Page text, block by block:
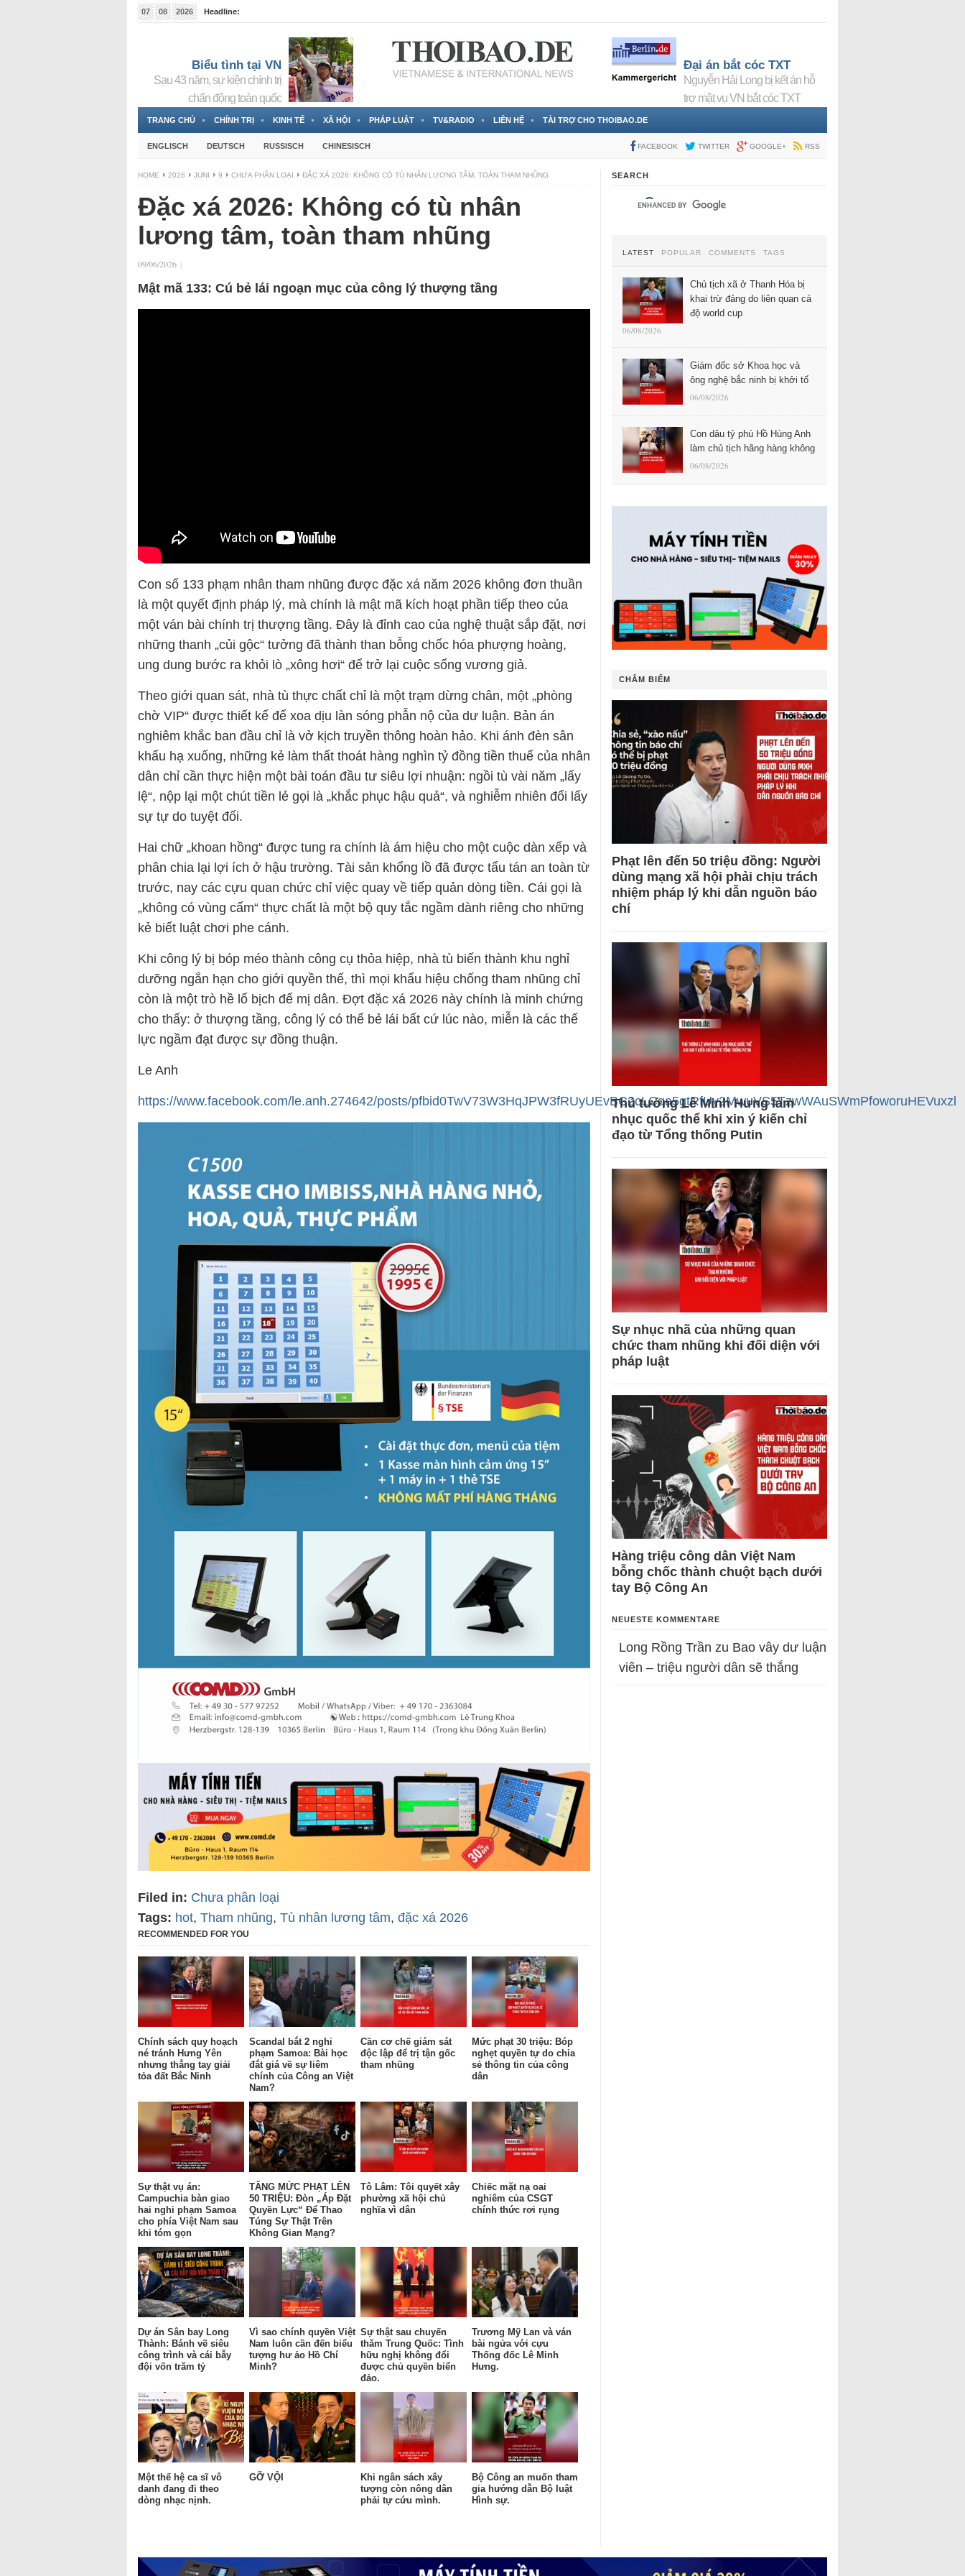
07 08 2026
Headline:
Biểu tình tại VN
Sau 43 năm, sự kiện chính trị
chấn động toàn quốc
Đại án bắt cóc TXT
Nguyễn Hải Long bị kết án hỗ
trợ mật vụ VN bắt cóc TXT
TRANG CHỦ CHÍNH TRỊ KINH TẾ XÃ HỘI PHÁP LUẬT TV&RADIO LIÊN HỆ TÀI TRỢ CHO THOIBAO.DE
ENGLISCH DEUTSCH RUSSISCH CHINESISCH FACEBOOK TWITTER GOOGLE+ RSS
HOME 2026 JUNI 9 CHƯA PHÂN LOẠI ĐẶC XÁ 2026: KHÔNG CÓ TÙ NHÂN LƯƠNG TÂM, TOÀN THAM NHŨNG
Đặc xá 2026: Không có tù nhân
lương tâm, toàn tham nhũng
09/06/2026 |
Mật mã 133: Cú bẻ lái ngoạn mục của công lý thượng tầng
Con số 133 phạm nhân tham nhũng được đặc xá năm 2026 không đơn thuần
là một quyết định pháp lý, mà chính là mật mã kích hoạt phần tiếp theo của
một ván bài chính trị thượng tầng. Đây là đỉnh cao của nghệ thuật sắp đặt, nơi
những thanh „củi gộc“ tưởng đã thành than bỗng chốc hóa phượng hoàng,
ung dung bước ra khỏi lò „xông hơi“ để trở lại cuộc sống vương giả.
Theo giới quan sát, nhà tù thực chất chỉ là một trạm dừng chân, một „phòng
chờ VIP“ được thiết kế để xoa dịu làn sóng phẫn nộ của dư luận. Bản án
nghiêm khắc ban đầu chỉ là vở kịch truyền thông hoàn hảo. Khi ánh đèn sân
khấu hạ xuống, những kẻ làm thất thoát hàng nghìn tỷ đồng tiền thuế của nhân
dân chỉ cần thực hiện một bài toán đầu tư siêu lợi nhuận: ngồi tù vài năm „lấy
lệ“, nộp lại một chút tiền lẻ gọi là „khắc phục hậu quả“, và nghiễm nhiên đổi lấy
sự tự do tuyệt đối.
Hai chữ „khoan hồng“ được tung ra chính là ám hiệu cho một cuộc dàn xếp và
phân chia lại lợi ích ở hậu trường. Tài sản khổng lồ đã được tẩu tán an toàn từ
trước, nay các cựu quan chức chỉ việc quay về tiếp quản dòng tiền. Cái gọi là
„không có vùng cấm“ thực chất là một bộ quy tắc ngầm dành riêng cho những
kẻ biết luật chơi phe cánh.
Khi công lý bị bóp méo thành công cụ thỏa hiệp, nhà tù biến thành khu nghỉ
dưỡng ngắn hạn cho giới quyền thế, thì mọi khẩu hiệu chống tham nhũng chỉ
còn là một trò hề lố bịch để mị dân. Đợt đặc xá 2026 này chính là minh chứng
cho thấy: ở thượng tầng, công lý có thể bẻ lái bất cứ lúc nào, miễn là các thế
lực ngầm đạt được sự đồng thuận.
Le Anh
https://www.facebook.com/le.anh.274642/posts/pfbid0TwV73W3HqJPW3fRUyUEvBC2cLCqa5gtRfUy2MwuVS5TzwWAuSWmPfoworuHEVuxzl
Filed in: Chưa phân loại
Tags: hot, Tham nhũng, Tù nhân lương tâm, đặc xá 2026
RECOMMENDED FOR YOU
Chính sách quy hoạch
né tránh Hưng Yên
nhưng thẳng tay giải
tỏa đất Bắc Ninh
Scandal bắt 2 nghi
phạm Samoa: Bài học
đắt giá về sự liêm
chính của Công an Việt
Nam?
Cần cơ chế giám sát
độc lập để trị tận gốc
tham nhũng
Mức phạt 30 triệu: Bóp
nghẹt quyền tự do chia
sẻ thông tin của công
dân
Sự thật vụ án:
Campuchia bàn giao
hai nghi phạm Samoa
cho phía Việt Nam sau
khi tóm gọn
TĂNG MỨC PHẠT LÊN
50 TRIỆU: Đòn „Áp Đặt
Quyền Lực“ Để Thao
Túng Sự Thật Trên
Không Gian Mạng?
Tô Lâm: Tôi quyết xây
phường xã hội chủ
nghĩa vì dân
Chiếc mặt nạ oai
nghiêm của CSGT
chính thức rơi rụng
Dự án Sân bay Long
Thành: Bánh vẽ siêu
công trình và cái bẫy
đội vốn trăm tỷ
Vì sao chính quyền Việt
Nam luôn cần đến biểu
tượng hư ảo Hồ Chí
Minh?
Sự thật sau chuyến
thăm Trung Quốc: Tình
hữu nghị không đổi
được chủ quyền biển
đảo.
Trương Mỹ Lan và ván
bài ngửa với cựu
Thống đốc Lê Minh
Hưng.
Một thế hệ ca sĩ vô
danh đang đi theo
dòng nhạc nịnh.
GỠ VỘI
Khi ngân sách xây
tượng còn nông dân
phải tự cứu mình.
Bộ Công an muốn tham
gia hướng dẫn Bộ luật
Hình sự.
SEARCH
LATEST POPULAR COMMENTS TAGS
Chủ tịch xã ở Thanh Hóa bị
khai trừ đảng do liên quan cá
độ world cup
06/08/2026
Giám đốc sở Khoa học và
ông nghệ bắc ninh bị khởi tố
06/08/2026
Con dâu tỷ phú Hồ Hùng Anh
làm chủ tịch hãng hàng không
06/08/2026
CHÂM BIẾM
Phạt lên đến 50 triệu đồng: Người
dùng mạng xã hội phải chịu trách
nhiệm pháp lý khi dẫn nguồn báo
chí
Thủ tướng Lê Minh Hưng làm
nhục quốc thể khi xin ý kiến chỉ
đạo từ Tổng thống Putin
Sự nhục nhã của những quan
chức tham nhũng khi đối diện với
pháp luật
Hàng triệu công dân Việt Nam
bỗng chốc thành chuột bạch dưới
tay Bộ Công An
NEUESTE KOMMENTARE
Long Rồng Trần zu Bao vây dư luận
viên – triệu người dân sẽ thắng